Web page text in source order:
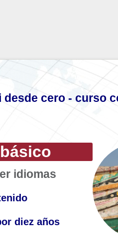
cero - curso
idiomas
diez años